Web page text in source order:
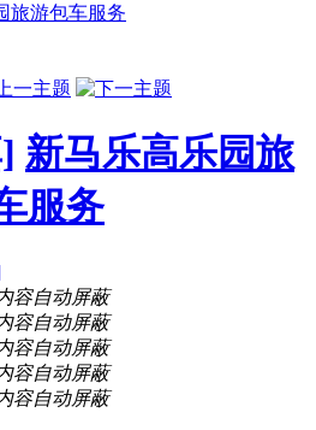
旅游包车服务
新马乐高乐园旅
服务
容自动屏蔽
容自动屏蔽
容自动屏蔽
容自动屏蔽
容自动屏蔽